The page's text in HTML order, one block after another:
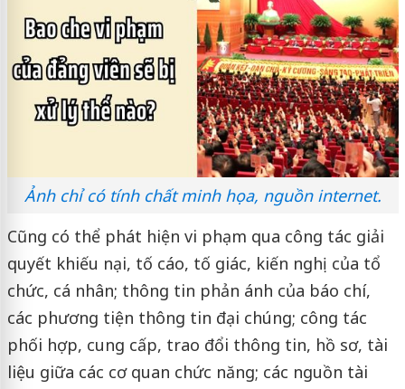
Ảnh chỉ có tính chất minh họa, nguồn internet.
Cũng có thể phát hiện vi phạm qua công tác giải
quyết khiếu nại, tố cáo, tố giác, kiến nghị của tổ
chức, cá nhân; thông tin phản ánh của báo chí,
các phương tiện thông tin đại chúng; công tác
phối hợp, cung cấp, trao đổi thông tin, hồ sơ, tài
liệu giữa các cơ quan chức năng; các nguồn tài